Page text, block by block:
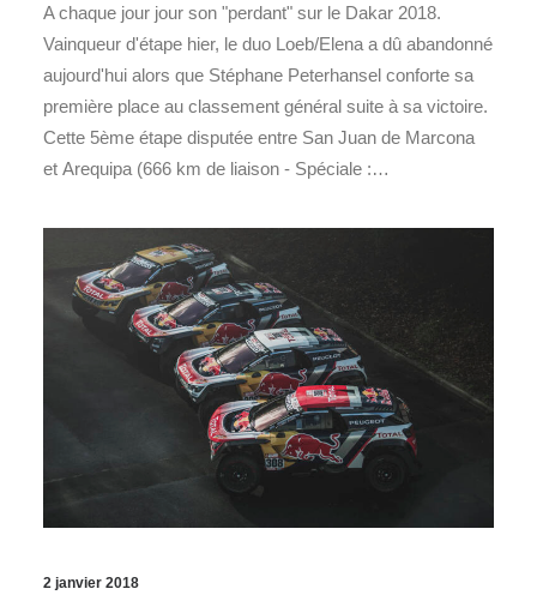
A chaque jour jour son "perdant" sur le Dakar 2018.
Vainqueur d'étape hier, le duo Loeb/Elena a dû abandonné
aujourd'hui alors que Stéphane Peterhansel conforte sa
première place au classement général suite à sa victoire.
Cette 5ème étape disputée entre San Juan de Marcona
et Arequipa (666 km de liaison - Spéciale :…
2 janvier 2018